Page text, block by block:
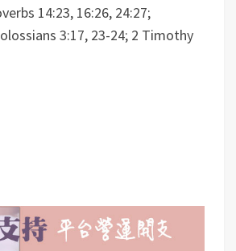
14:23, 16:26, 24:27;
3:17, 23-24; 2 Timothy